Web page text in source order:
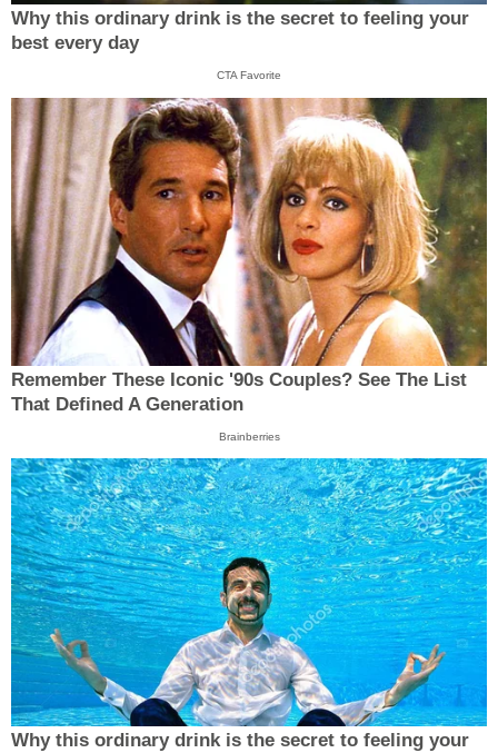
Why this ordinary drink is the secret to feeling your
best every day
CTA Favorite
Remember These Iconic '90s Couples? See The List
That Defined A Generation
Brainberries
Why this ordinary drink is the secret to feeling your